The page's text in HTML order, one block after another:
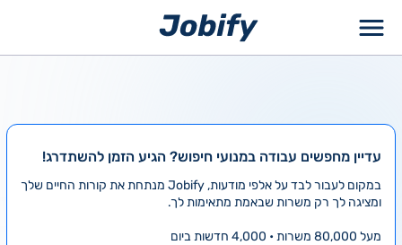
עדיין מחפשים עבודה במנועי חיפוש? הגיע הזמן להשתדרג!
במקום לעבור לבד על אלפי מודעות, Jobify מנתחת את קורות החיים שלך
ומציגה לך רק משרות שבאמת מתאימות לך.
מעל 80,000 משרות • 4,000 חדשות ביום